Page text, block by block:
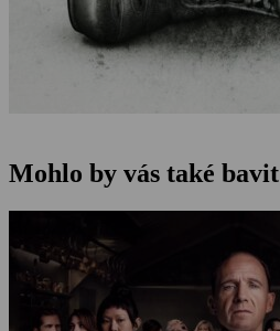
Mohlo by vás také bavit